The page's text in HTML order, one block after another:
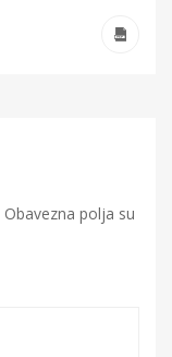
Obavezna polja su